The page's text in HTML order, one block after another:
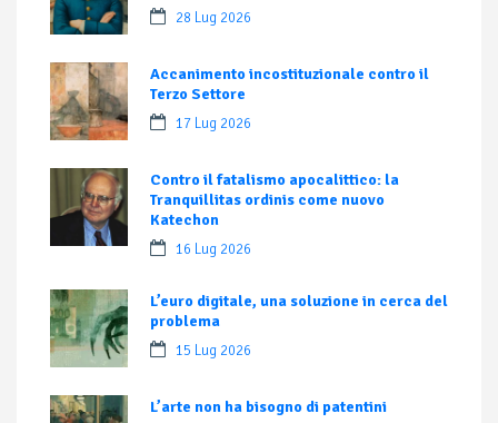
28 Lug 2026
Accanimento incostituzionale contro il
Terzo Settore
17 Lug 2026
Contro il fatalismo apocalittico: la
Tranquillitas ordinis come nuovo
Katechon
16 Lug 2026
L’euro digitale, una soluzione in cerca del
problema
15 Lug 2026
L’arte non ha bisogno di patentini